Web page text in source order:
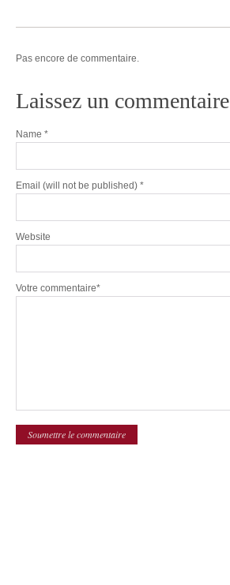
Pas encore de commentaire.
Laissez un commentaire
Name *
Email (will not be published) *
Website
Votre commentaire*